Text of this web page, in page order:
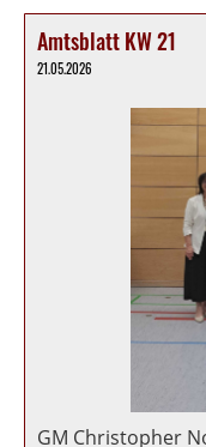
Amtsblatt KW 21
21.05.2026
GM Christopher